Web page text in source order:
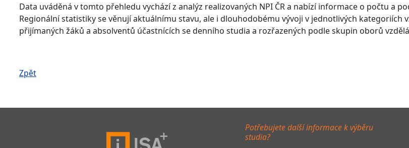
Data uváděná v tomto přehledu vychází z analýz realizovaných NPI ČR a nabízí informace o počtu a
Regionální statistiky se věnují aktuálnímu stavu, ale i dlouhodobému vývoji v jednotlivých
přijímaných žáků a absolventů účastnících se denního studia a rozřazených podle skupin oborů
Zpět
Potřebujete další informace k výběru
studia?